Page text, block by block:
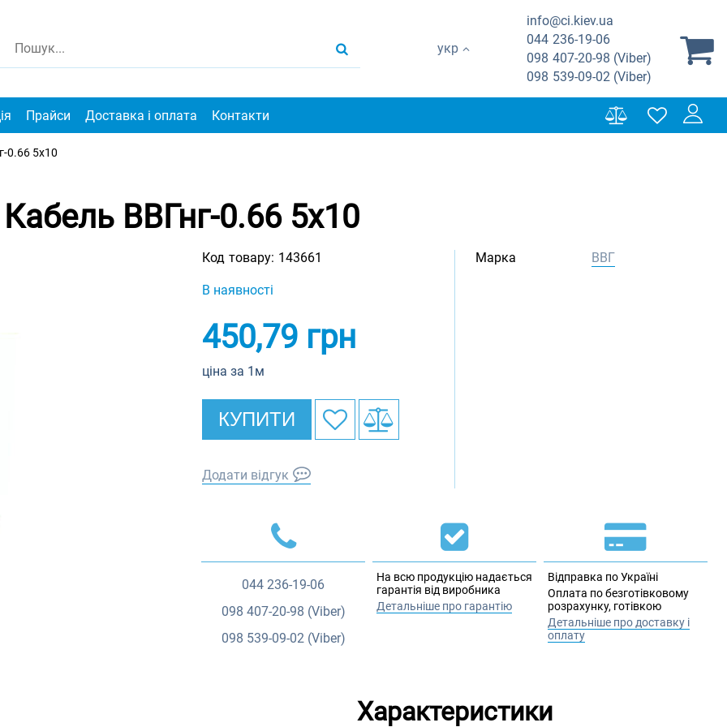
укр
info@ci.kiev.ua
044 236-19-06
098 407-20-98 (Viber)
098 539-09-02 (Viber)
Прайси Доставка і оплата Контакти
0.66 5х10
Кабель ВВГнг-0.66 5х10
Код товару: 143661
В наявності
450,79 грн
ціна за 1м
КУПИТИ
Додати відгук
Марка ВВГ
044 236-19-06
098 407-20-98 (Viber)
098 539-09-02 (Viber)
На всю продукцію надається
гарантія від виробника
Детальніше про гарантію
Відправка по Україні
Оплата по безготівковому
розрахунку, готівкою
Детальніше про доставку і
оплату
Характеристики